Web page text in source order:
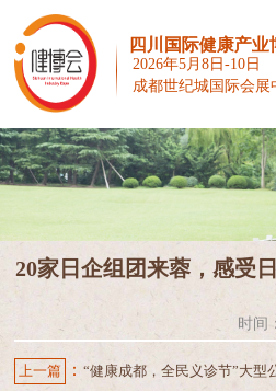
四川国际健康产业
2026年5月8日-10日
成都世纪城国际会
20家日企组团来蓉，感受
时间：
上一篇 ：“健康成都，全民义诊节”大型